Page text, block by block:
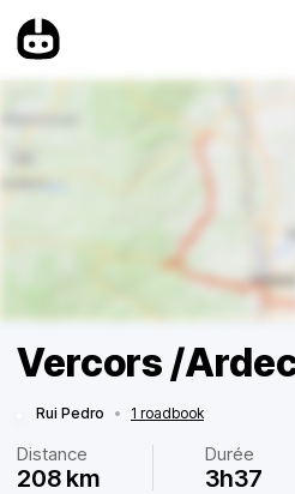
Vercors /
Rui Pedro • 1 roadbook
Distance
208 km
Durée
3h37